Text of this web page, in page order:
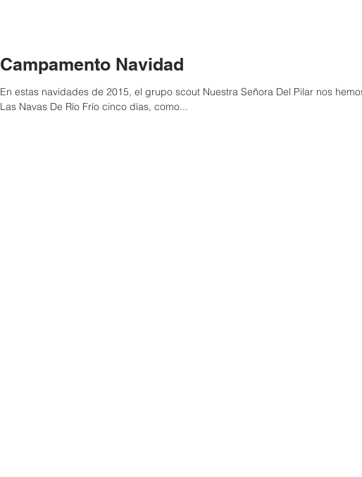
Campamento Navidad
En estas navidades de 2015, el grupo scout Nuestra Señora Del Pilar nos
Las Navas De Río Frío cinco días, como...